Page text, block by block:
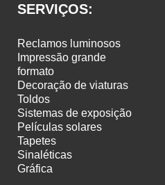
SERVIÇOS:
reclamos luminosos
formato
decoração de viaturas
toldos
sistemas de exposição
películas solares
tapetes
sinaléticas
gráfica